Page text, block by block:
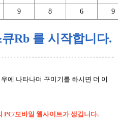
9 8 6 9
Rb 를 시작합니다.
에 나타나며 꾸미기를 하시면 더 이
PC/모바일 웹사이트가 생깁니다.